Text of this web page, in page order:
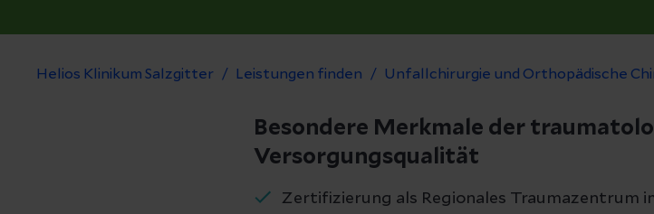
Helios Klinikum Salzgitter Leistungen finden Unfallchirurgie und Orthopädische
Besondere Merkmale der
Versorgungsqualität
Zertifizierung als Regionales Traumazentrum